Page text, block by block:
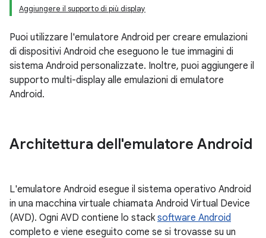
Aggiungere il supporto di più display
Puoi utilizzare l'emulatore Android per creare emulazioni
di dispositivi Android che eseguono le tue immagini di
sistema Android personalizzate. Inoltre, puoi aggiungere il
supporto multi-display alle emulazioni di emulatore
Android.
Architettura dell'emulatore Android
L'emulatore Android esegue il sistema operativo Android
in una macchina virtuale chiamata Android Virtual Device
(AVD). Ogni AVD contiene lo stack software Android
completo e viene eseguito come se si trovasse su un